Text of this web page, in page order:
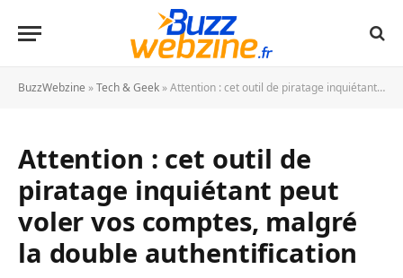
BuzzWebzine »Tech & Geek »Attention : cet outil de piratage inquiétant peut voler vos comptes, malgré la double authentification
Attention : cet outil de
piratage inquiétant peut
voler vos comptes, malgré
la double authentification